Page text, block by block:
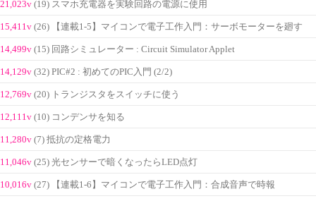
21,023v (19) スマホ充電器を実験回路の電源に使用
15,411v (26) 【連載1-5】マイコンで電子工作入門：サーボモーターを廻す
14,499v (15) 回路シミュレーター : Circuit Simulator Applet
14,129v (32) PIC#2 : 初めてのPIC入門 (2/2)
12,769v (20) トランジスタをスイッチに使う
12,111v (10) コンデンサを知る
11,280v (7) 抵抗の定格電力
11,046v (25) 光センサーで暗くなったらLED点灯
10,016v (27) 【連載1-6】マイコンで電子工作入門：合成音声で時報